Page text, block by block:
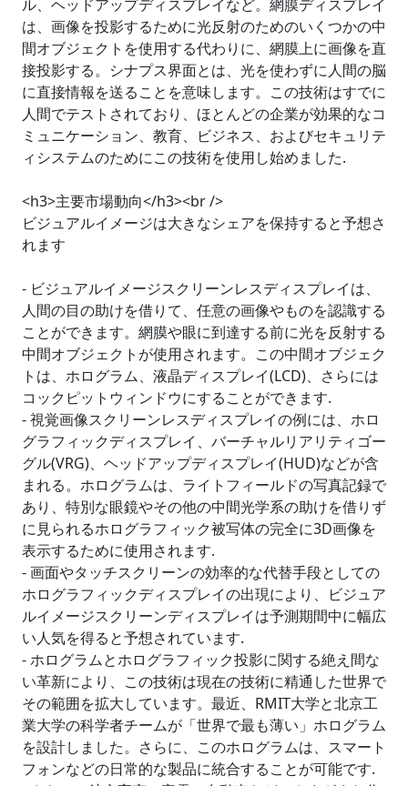
ル、ヘッドアップディスプレイなど。網膜ディスプレイ
は、画像を投影するために光反射のためのいくつかの中
間オブジェクトを使用する代わりに、網膜上に画像を直
接投影する。シナプス界面とは、光を使わずに人間の脳
に直接情報を送ることを意味します。この技術はすでに
人間でテストされており、ほとんどの企業が効果的なコ
ミュニケーション、教育、ビジネス、およびセキュリテ
ィシステムのためにこの技術を使用し始めました.
<h3>主要市場動向</h3><br />
ビジュアルイメージは大きなシェアを保持すると予想さ
れます
- ビジュアルイメージスクリーンレスディスプレイは、
人間の目の助けを借りて、任意の画像やものを認識する
ことができます。網膜や眼に到達する前に光を反射する
中間オブジェクトが使用されます。この中間オブジェク
トは、ホログラム、液晶ディスプレイ(LCD)、さらには
コックピットウィンドウにすることができます.
- 視覚画像スクリーンレスディスプレイの例には、ホロ
グラフィックディスプレイ、バーチャルリアリティゴー
グル(VRG)、ヘッドアップディスプレイ(HUD)などが含
まれる。ホログラムは、ライトフィールドの写真記録で
あり、特別な眼鏡やその他の中間光学系の助けを借りず
に見られるホログラフィック被写体の完全に3D画像を
表示するために使用されます.
- 画面やタッチスクリーンの効率的な代替手段としての
ホログラフィックディスプレイの出現により、ビジュア
ルイメージスクリーンディスプレイは予測期間中に幅広
い人気を得ると予想されています.
- ホログラムとホログラフィック投影に関する絶え間な
い革新により、この技術は現在の技術に精通した世界で
その範囲を拡大しています。最近、RMIT大学と北京工
業大学の科学者チームが「世界で最も薄い」ホログラム
を設計しました。さらに、このホログラムは、スマート
フォンなどの日常的な製品に統合することが可能です.